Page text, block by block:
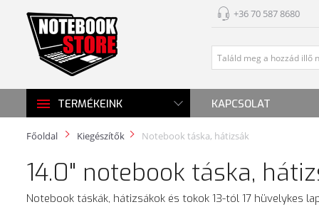
+36 70 587 8680
TERMÉKEINK KAPCSOLAT
Főoldal Kiegészítők Notebook táska, hátizsák
14.0" notebook táska,
Notebook táskák, hátizsákok és tokok 13-tól 17 hüvelykes